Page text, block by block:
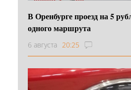
В Оренбурге проезд на 5
одного маршрута
6 августа 20:25